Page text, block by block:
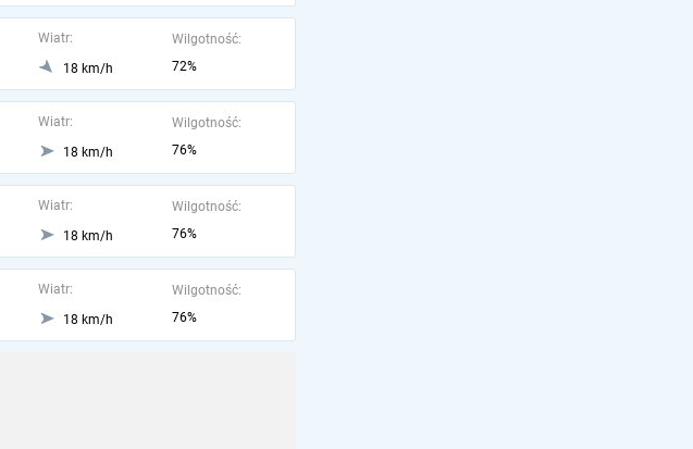
Wiatr:
18 km/h
Wilgotność:
72%
Wiatr:
18 km/h
Wilgotność:
76%
Wiatr:
18 km/h
Wilgotność:
76%
Wiatr:
18 km/h
Wilgotność:
76%